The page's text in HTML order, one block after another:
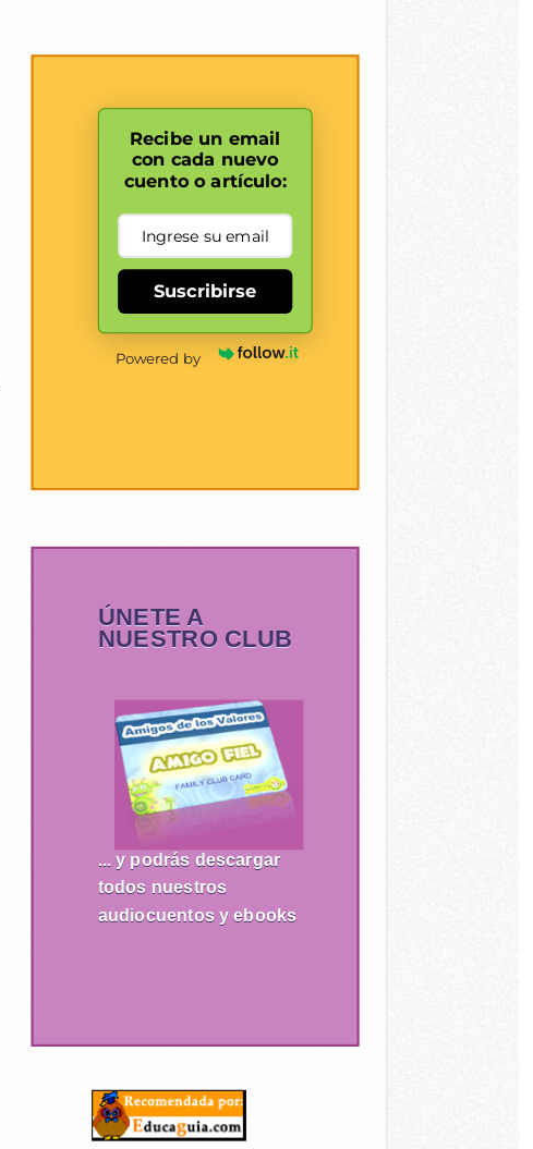
Recibe un email
con cada nuevo
cuento o artículo:
Suscribirse
Powered by
ÚNETE A
NUESTRO CLUB
... y podrás descargar
todos nuestros
audiocuentos y ebooks